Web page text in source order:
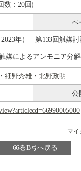
数：20回)
ペ
年）：第133回触媒
媒によるアンモニア分
・ 細野秀雄 ・ 北野政明
公
66巻B号へ戻る